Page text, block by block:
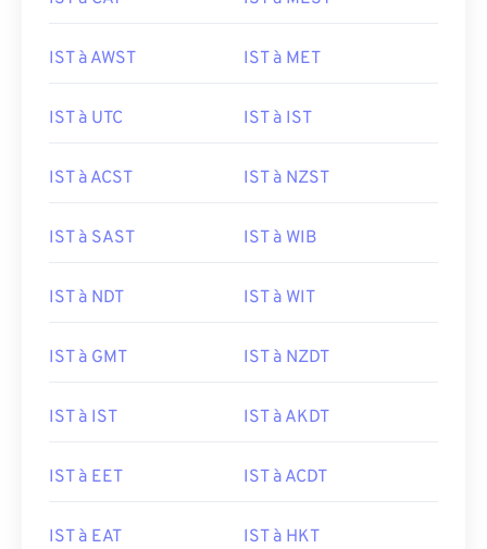
IST à AWST IST à MET
IST à UTC IST à IST
IST à ACST IST à NZST
IST à SAST IST à WIB
IST à NDT IST à WIT
IST à GMT IST à NZDT
IST à IST IST à AKDT
IST à EET IST à ACDT
IST à EAT IST à HKT